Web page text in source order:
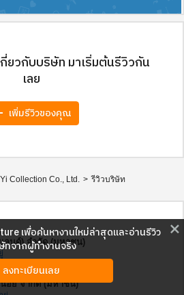
ยวกับบริษัท มาเริ่มต้นรีวิวกัน
เลย
เพิ่มรีวิวของคุณ
Collection Co., Ltd. > รีวิวบริษัท
ลนด์) จำกัด (มหาชน)
อยี จำกัด (มหาชน)
close
เพื่อค้นหางานใหม่ล่าสุดและอ่านรีวิว
ทจากผู้ทำงานจริง
ลงทะเบียนเลย